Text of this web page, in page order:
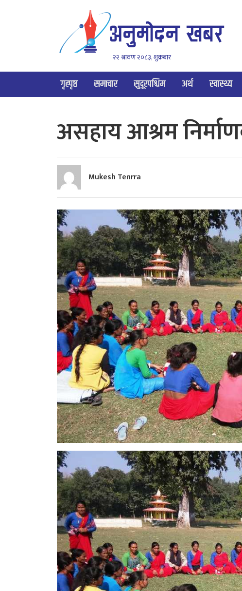
२२ श्रावण २०८३, शुक्रबार
गृहपृष्ठ समाचार सुदूरपश्चिम अर्थ स्वास्थ्य
असहाय आश्रम
Mukesh Tenrra